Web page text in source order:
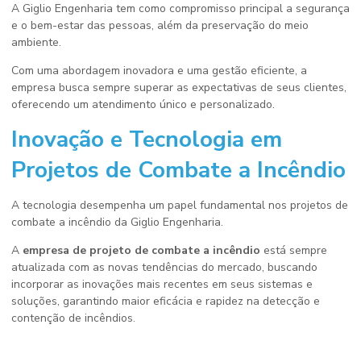
A Giglio Engenharia tem como compromisso principal a segurança
e o bem-estar das pessoas, além da preservação do meio
ambiente.
Com uma abordagem inovadora e uma gestão eficiente, a
empresa busca sempre superar as expectativas de seus clientes,
oferecendo um atendimento único e personalizado.
Inovação e Tecnologia em
Projetos de Combate a Incêndio
A tecnologia desempenha um papel fundamental nos projetos de
combate a incêndio da Giglio Engenharia.
A empresa de projeto de combate a incêndio está sempre
atualizada com as novas tendências do mercado, buscando
incorporar as inovações mais recentes em seus sistemas e
soluções, garantindo maior eficácia e rapidez na detecção e
contenção de incêndios.